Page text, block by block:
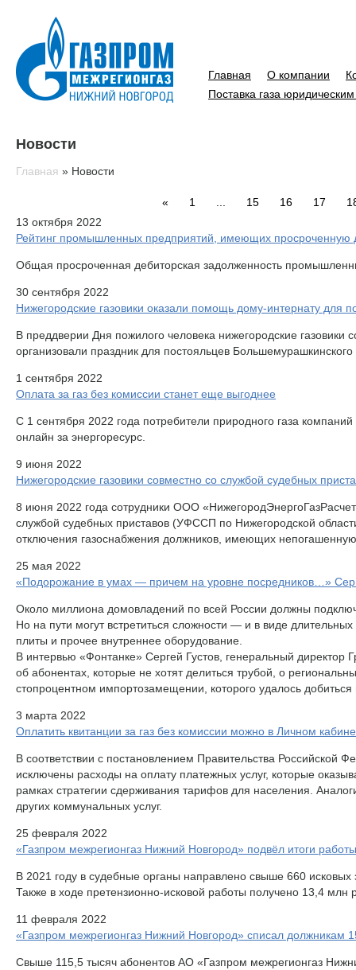
Главная О компании
Поставка газа
Новости
Главная » Новости
« 1 15 16 17
13 октября 2022
Рейтинг промышленных предприятий, имеющих просроченную
Общая просроченная дебиторская задолженность
30 сентября 2022
Нижегородские газовики оказали помощь дому-интернату для
В преддверии Дня пожилого человека нижегородские газовики
организовали праздник для постояльцев
1 сентября 2022
Оплата за газ без комиссии станет еще выгоднее
С 1 сентября 2022 года потребители природного газа
онлайн за энергоресурс.
9 июня 2022
Нижегородские газовики совместно со службой судебных
8 июня 2022 года сотрудники ООО
службой судебных приставов (УФССП по Нижегородской
отключения газоснабжения должников, имеющих
25 мая 2022
«Подорожание в умах — причем на уровне посредников…»
Около миллиона домовладений по всей России должны
Но на пути могут встретиться сложности — и в виде
плиты и прочее внутреннее оборудование.
В интервью «Фонтанке» Сергей Густов, генеральный
об абонентах, которые не хотят делиться трубой, о
стопроцентном импортозамещении, которого удалось добиться
3 марта 2022
Оплатить квитанции за газ без комиссии можно в Личном
В соответствии с постановлением Правительства Российской
исключены расходы на оплату платежных услуг, которые
рамках стратегии сдерживания тарифов для населения.
других коммунальных услуг.
25 февраля 2022
«Газпром межрегионгаз Нижний Новгород» подвёл итоги
В 2021 году в судебные органы направлено свыше 660
Также в ходе претензионно-исковой работы получено 13,4 млн
11 февраля 2022
«Газпром межрегионгаз Нижний Новгород» списал должникам
Свыше 115,5 тысяч абонентов АО «Газпром межрегионгаз